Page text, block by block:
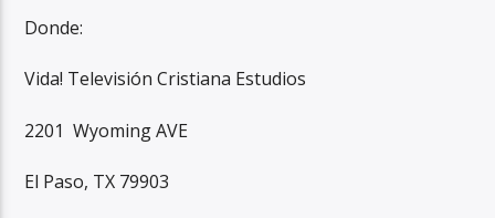
Donde:
Vida! Televisión Cristiana Estudios
2201 Wyoming AVE
El Paso, TX 79903